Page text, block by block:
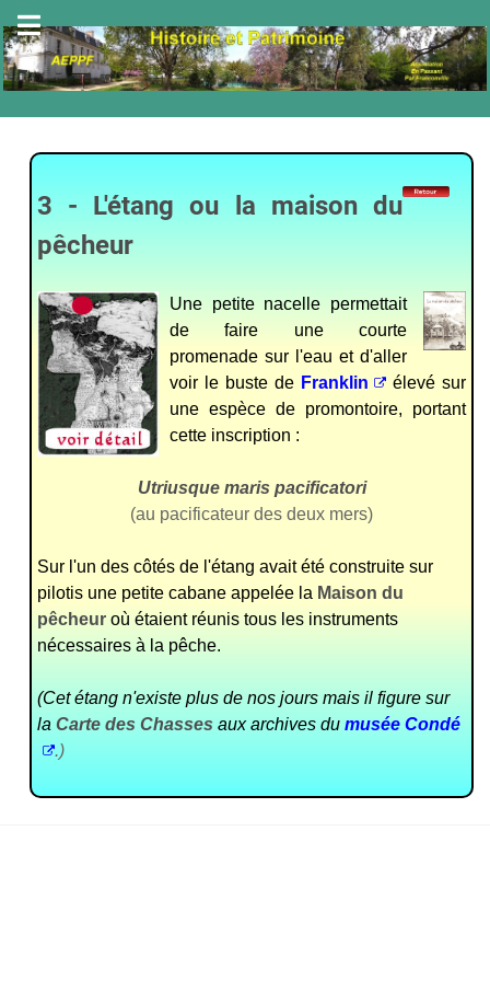
3 - L'étang ou la maison du
pêcheur
Une petite nacelle permettait
de faire une courte
promenade sur l'eau et d'aller
voir le buste de Franklin
élevé sur
une espèce de promontoire, portant
cette inscription :
Utriusque maris pacificatori
(au pacificateur des deux mers)
Sur l'un des côtés de l'étang avait été construite sur
pilotis une petite cabane appelée la Maison du
pêcheur où étaient réunis tous les instruments
nécessaires à la pêche.
(Cet étang n'existe plus de nos jours mais il figure sur
laCarte des Chasses aux archives du musée Condé
.)